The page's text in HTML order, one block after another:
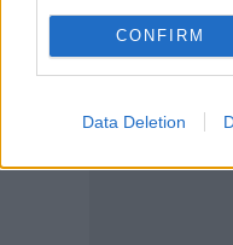
CONFIRM
Data Deletion
και υποστηρίζει
τη φαντασία και τις